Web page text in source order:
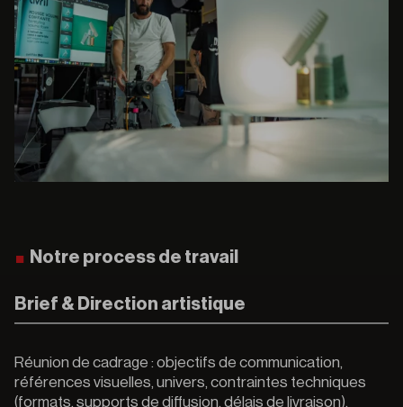
Notre process de travail
Brief & Direction artistique
Réunion de cadrage : objectifs de communication,
références visuelles, univers, contraintes techniques
(formats, supports de diffusion, délais de livraison).